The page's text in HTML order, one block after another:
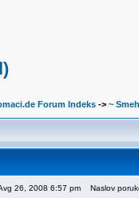
Forum Indeks -> ~
26, 2008 6:57 pm Naslov